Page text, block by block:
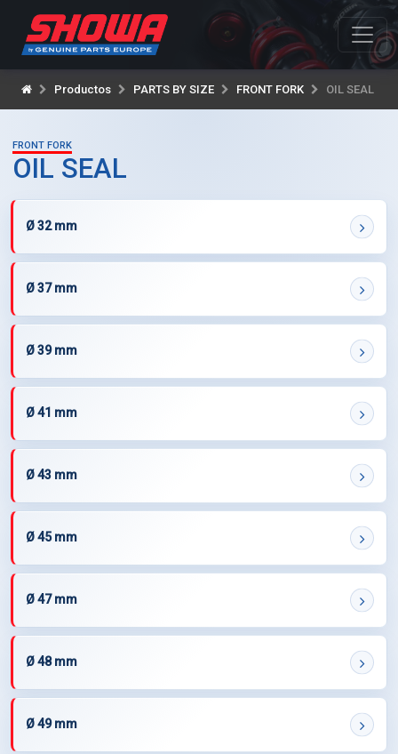
Productos PARTS BY SIZE FRONT FORK OIL SEAL
FRONT FORK
OIL SEAL
Ø 32 mm
Ø 37 mm
Ø 39 mm
Ø 41 mm
Ø 43 mm
Ø 45 mm
Ø 47 mm
Ø 48 mm
Ø 49 mm